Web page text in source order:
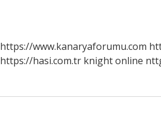
https://www.kanaryaforumu.com
https://hasi.com.tr knight online